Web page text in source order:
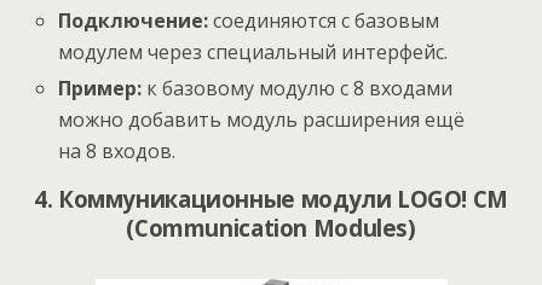
Подключение:соединяются с базовым
модулем через специальный интерфейс.
Пример: к базовому модулю с 8 входами
можно добавить модуль расширения ещё
на 8 входов.
4. Коммуникационные модули LOGO! CM
(Communication Modules)